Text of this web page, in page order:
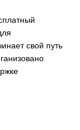
свой путь